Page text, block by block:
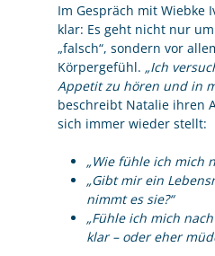
Im Gespräch mit Wiebke
klar: Es geht nicht nur
„falsch“, sondern vor
Körpergefühl. „Ich
Appetit zu hören und in
beschreibt Natalie ihren
sich immer wieder stellt:
„Wie fühle ich mich
„Gibt mir ein
nimmt es sie?“
„Fühle ich mich
klar – oder eher